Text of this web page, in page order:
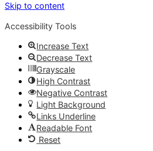
Skip to content
Accessibility Tools
Increase Text
Decrease Text
Grayscale
High Contrast
Negative Contrast
Light Background
Links Underline
Readable Font
Reset